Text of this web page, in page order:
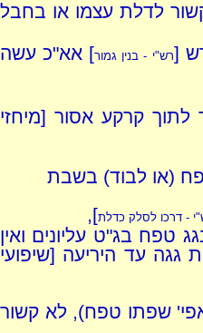
לדלת עצמו או בחבל
[רש"י - בנין גמור] אא"כ עשה
לתוך קרקע אסור [מיחזי
(או לבוד) בשבת
- דרכו לסלק כדלת],
טפח בג"ט עליונים ואין
עד היריעה [שיפועי
שפתו טפח), לא קשור